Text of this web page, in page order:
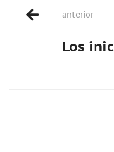
anterior
Los